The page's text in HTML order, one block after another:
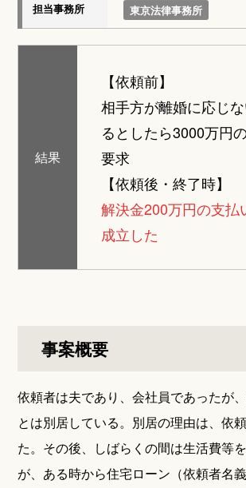
担当事務所 東京法律事務所
結果
【依頼前】
相手方が離婚に応じ
るとしたら3000万円
要求
【依頼後・終了時】
解決金200万円の支払
成立した
事案概要
依頼者は夫であり、会社員であったが
とは別居している。別居の理由は、依
た。その後、しばらくの間は生活費等
が、ある時から住宅ローン（依頼者名